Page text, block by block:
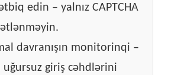
edin – yalnız CAPTCHA
davranışın monitorinqi –
uğursuz giriş cəhdlərini